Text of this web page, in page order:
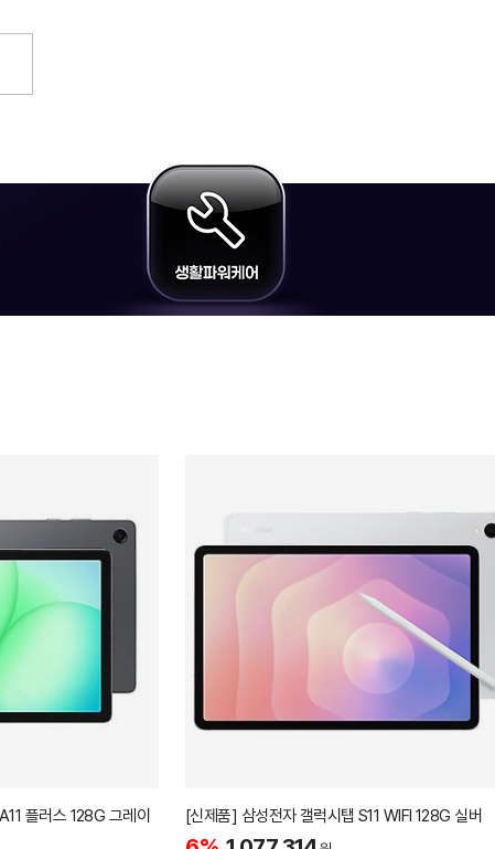
[신제품] 삼성전자 갤럭시탭 A11 플러스 128G 그레이 [신제품] 삼성전자 갤럭시탭 S11 WIFI 128G 실버